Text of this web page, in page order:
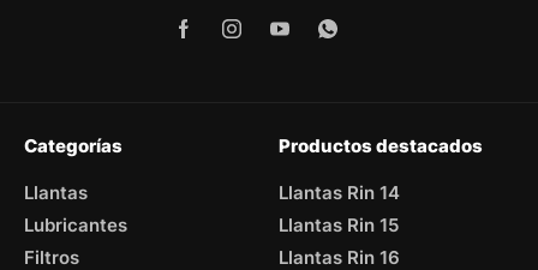
Categorías
Llantas
Lubricantes
Filtros
Productos destacados
Llantas Rin 14
Llantas Rin 15
Llantas Rin 16